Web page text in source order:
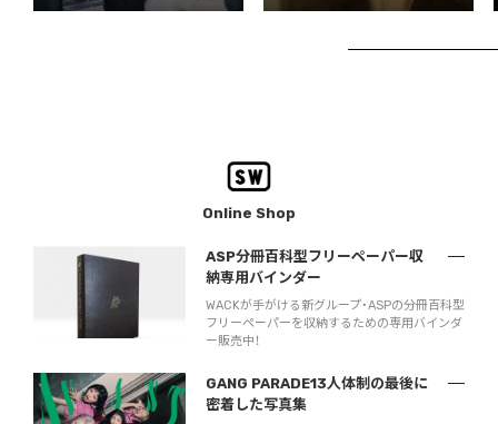
Online Shop
ASP分冊百科型フリーペーパー収
納専用バインダー
WACKが手がける新グループ・ASPの分冊百科型
フリーペーパーを収納するための専用バインダ
ー販売中！
GANG PARADE13人体制の最後に
密着した写真集